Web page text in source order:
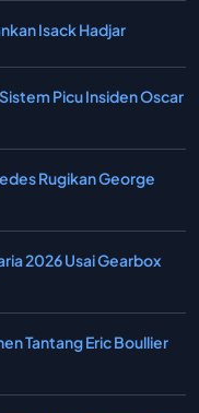
Isack Hadjar
Picu Insiden Oscar
Rugikan George
2026 Usai Gearbox
Tantang Eric Boullier